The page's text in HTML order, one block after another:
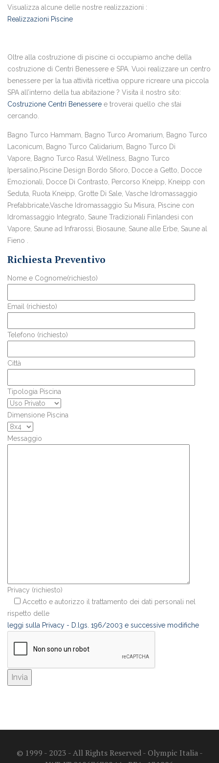
Visualizza alcune delle nostre realizzazioni :
Realizzazioni Piscine
Oltre alla costruzione di piscine ci occupiamo anche della
costruzione di Centri Benessere e SPA. Vuoi realizzare un centro
benessere per la tua attività ricettiva oppure ricreare una piccola
SPA all’interno della tua abitazione ? Visita il nostro sito:
Costruzione Centri Benessere e troverai quello che stai
cercando.
Bagno Turco Hammam, Bagno Turco Aromarium, Bagno Turco
Laconicum, Bagno Turco Calidarium, Bagno Turco Di
Vapore, Bagno Turco Rasul Wellness, Bagno Turco
Ipersalino,Piscine Design Bordo Sfioro, Docce a Getto, Docce
Emozionali, Docce Di Contrasto, Percorso Kneipp, Kneipp con
Seduta, Ruota Kneipp, Grotte Di Sale, Vasche Idromassaggio
Prefabbricate,Vasche Idromassaggio Su Misura, Piscine con
Idromassaggio Integrato, Saune Tradizionali Finlandesi con
Vapore, Saune ad Infrarossi, Biosaune, Saune alle Erbe, Saune al
Fieno .
Richiesta Preventivo
Nome e Cognome(richiesto)
Email (richiesto)
Telefono (richiesto)
Città
Tipologia Piscina
Dimensione Piscina
Messaggio
Privacy (richiesto)
Accetto e autorizzo il trattamento dei dati personali nel
rispetto delle
leggi sulla Privacy - D.lgs. 196/2003 e successive modifiche
© 1999 - 2023 - All Rights Reserved - Olympic Italia -